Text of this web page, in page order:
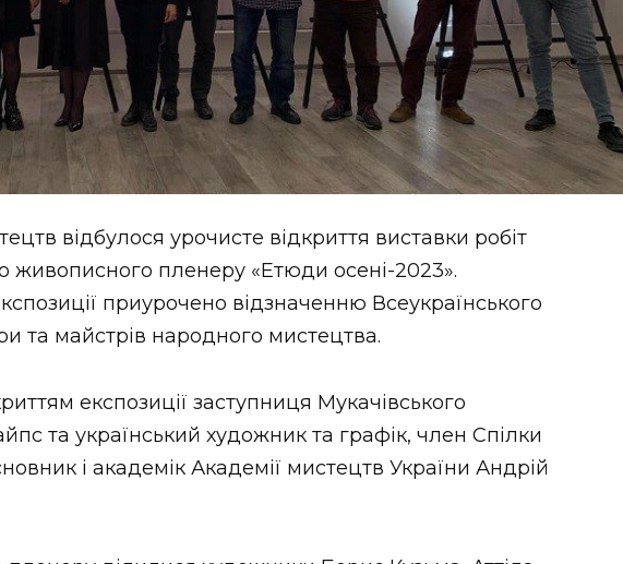
відбулося урочисте відкриття виставки робіт
живописного пленеру «Етюди осені-2023».
приурочено відзначенню Всеукраїнського
та майстрів народного мистецтва.
експозиції заступниця Мукачівського
та український художник та графік, член Спілки
і академік Академії мистецтв України Андрій